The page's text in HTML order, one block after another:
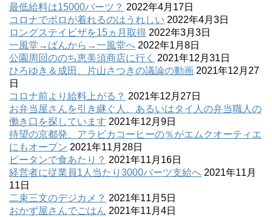
最低給料は15000バーツ？ 2022年4月17日
コロナでポロが着れるのはうれしい 2022年4月3日
ロングステイビザを15ヵ月取得 2022年3月3日
一風堂→ばんから→一風堂へ 2022年1月8日
公園周回ののち恵美須商店に行く
2021年12月31日
ひろゆき＆成田、片山さつきの議論の動画 2021年12月27
日
コロナ前より給料上がる？ 2021年12月27日
お弁当屋さんを引き継ぐ人、あるいはタイ人の弁当職人の
働き口を探しています 2021年12月9日
待望の京都発、アラビカコーヒーの％がエムクオーティエ
にもオープン 2021年11月28日
ピータンで食あたり？ 2021年11月16日
経営者に従業員1人当たり3000バーツ支給へ 2021年11月
11日
二束三文のデジカメ？ 2021年11月5日
おかず屋さんでごはん 2021年11月4日